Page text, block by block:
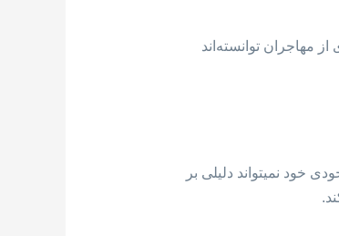
از مهاجران توانسته‌اند
خود نمیتواند دلیلی بر